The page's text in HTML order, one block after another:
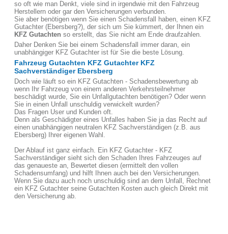
so oft wie man Denkt, viele sind in irgendwie mit den Fahrzeug
Herstellern oder gar den Versicherungen verbunden.
Sie aber benötigen wenn Sie einen Schadensfall haben, einen KFZ
Gutachter (Ebersberg?), der sich um Sie kümmert, der Ihnen ein
KFZ Gutachten so erstellt, das Sie nicht am Ende draufzahlen.
Daher Denken Sie bei einem Schadensfall immer daran, ein
unabhängiger KFZ Gutachter ist für Sie die beste Lösung.
Fahrzeug Gutachten KFZ Gutachter KFZ
Sachverständiger Ebersberg
Doch wie läuft so ein KFZ Gutachten - Schadensbewertung ab
wenn Ihr Fahrzeug von einem anderen Verkehrsteilnehmer
beschädigt wurde, Sie ein Unfallgutachten benötigen? Oder wenn
Sie in einen Unfall unschuldig verwickelt wurden?
Das Fragen User und Kunden oft.
Denn als Geschädigter eines Unfalles haben Sie ja das Recht auf
einen unabhängigen neutralen KFZ Sachverständigen (z.B. aus
Ebersberg) Ihrer eigenen Wahl.
Der Ablauf ist ganz einfach. Ein KFZ Gutachter - KFZ
Sachverständiger sieht sich den Schaden Ihres Fahrzeuges auf
das genaueste an, Bewertet diesen (ermittelt den vollen
Schadensumfang) und hilft Ihnen auch bei den Versicherungen.
Wenn Sie dazu auch noch unschuldig sind an dem Unfall, Rechnet
ein KFZ Gutachter seine Gutachten Kosten auch gleich Direkt mit
den Versicherung ab.